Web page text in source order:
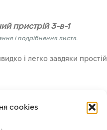
cookies
пристрій 3-в-1
і подрібнення листя.
і легко завдяки простій